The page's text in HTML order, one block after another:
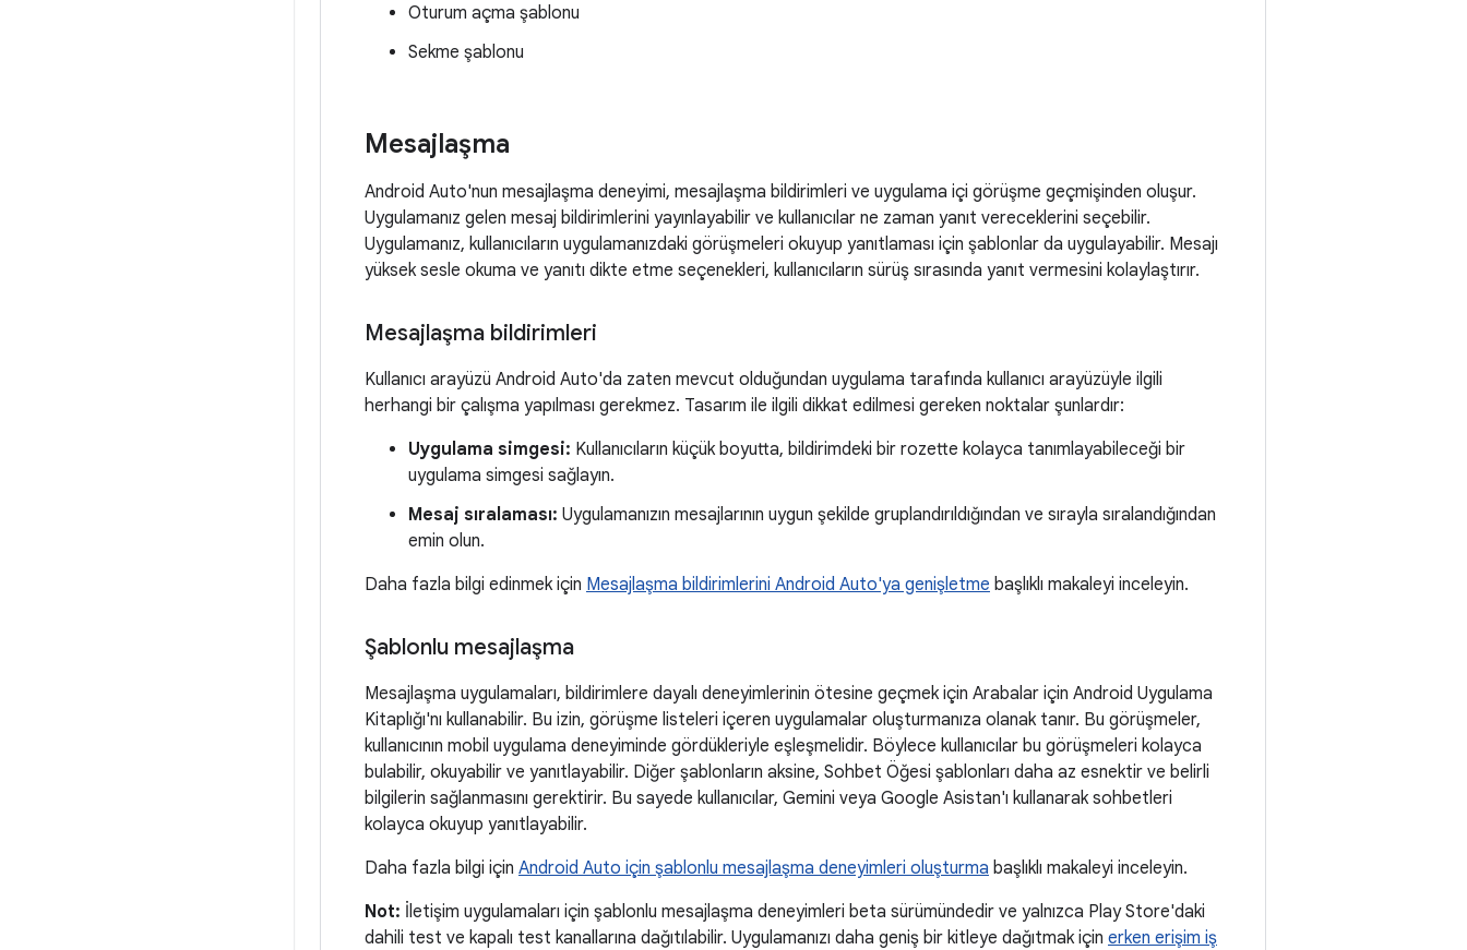
Oturum açma şablonu
Sekme şablonu
Mesajlaşma
Android Auto'nun mesajlaşma deneyimi, mesajlaşma bildirimleri ve uygulama içi görüşme geçmişinden oluşur.
Uygulamanız gelen mesaj bildirimlerini yayınlayabilir ve kullanıcılar ne zaman yanıt vereceklerini seçebilir.
Uygulamanız, kullanıcıların uygulamanızdaki görüşmeleri okuyup yanıtlaması için şablonlar da uygulayabilir. Mesajı
yüksek sesle okuma ve yanıtı dikte etme seçenekleri, kullanıcıların sürüş sırasında yanıt vermesini kolaylaştırır.
Mesajlaşma bildirimleri
Kullanıcı arayüzü Android Auto'da zaten mevcut olduğundan uygulama tarafında kullanıcı arayüzüyle ilgili
herhangi bir çalışma yapılması gerekmez. Tasarım ile ilgili dikkat edilmesi gereken noktalar şunlardır:
Uygulama simgesi: Kullanıcıların küçük boyutta, bildirimdeki bir rozette kolayca tanımlayabileceği bir
uygulama simgesi sağlayın.
Mesaj sıralaması: Uygulamanızın mesajlarının uygun şekilde gruplandırıldığından ve sırayla sıralandığından
emin olun.
Daha fazla bilgi edinmek için Mesajlaşma bildirimlerini Android Auto'ya genişletme başlıklı makaleyi inceleyin.
Şablonlu mesajlaşma
Mesajlaşma uygulamaları, bildirimlere dayalı deneyimlerinin ötesine geçmek için Arabalar için Android Uygulama
Kitaplığı'nı kullanabilir. Bu izin, görüşme listeleri içeren uygulamalar oluşturmanıza olanak tanır. Bu görüşmeler,
kullanıcının mobil uygulama deneyiminde gördükleriyle eşleşmelidir. Böylece kullanıcılar bu görüşmeleri kolayca
bulabilir, okuyabilir ve yanıtlayabilir. Diğer şablonların aksine, Sohbet Öğesi şablonları daha az esnektir ve belirli
bilgilerin sağlanmasını gerektirir. Bu sayede kullanıcılar, Gemini veya Google Asistan'ı kullanarak sohbetleri
kolayca okuyup yanıtlayabilir.
Daha fazla bilgi için Android Auto için şablonlu mesajlaşma deneyimleri oluşturma başlıklı makaleyi inceleyin.
Not: İletişim uygulamaları için şablonlu mesajlaşma deneyimleri beta sürümündedir ve yalnızca Play Store'daki
dahili test ve kapalı test kanallarına dağıtılabilir. Uygulamanızı daha geniş bir kitleye dağıtmak için erken erişim iş